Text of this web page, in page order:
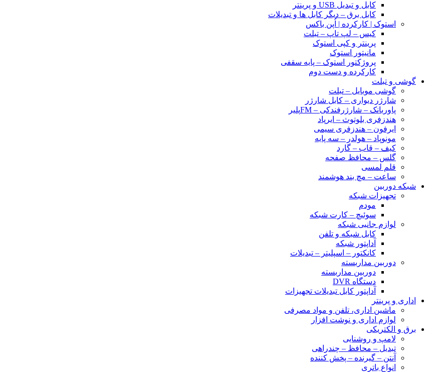
کابل و تبدیل USB و پرینتر
کابل برق – دیگر کابل ها و تبدیلات
استوک | کارکرده | اُپن باکس
کیس – لپ تاپ – تبلت
پرینتر و کپی استوک
مانیتور استوک
پروژکتور استوک – پایه سقفی
کارکرده و دست دوم
گوشی و تبلت
گوشی موبایل – تبلت
شارژر دیواری – کابل شارژر
پاوربانک – شارژرفندکی – FMپلیر
هندزفری بلوتوث – ایرپاد
ایرفون – هندزفری سیمی
مونوپاد – هولدر – سه پایه
کیف – قاب – گارد
گلس – محافظ صفحه
قلم لمسی
ساعت – مچ بند هوشمند
شبکه دوربین
تجهیزات شبکه
مودم
سوئیچ – کارت شبکه
لوازم جانبی شبکه
کابل شبکه و تلفن
آداپتور شبکه
کانکتور – اسپلیتر – تبدیلات
دوربین مداربسته
دوربین مداربسته
دستگاه DVR
آداپتور کابل تبدیلات تجهیزات
اداری و پرینتر
ماشین اداری، تلفن و مواد مصرفی
لوازم اداری و نوشت افزار
برق و الکتریکی
لامپ و روشنایی
تبدیل – محافظ – چندراهی
آنتن – گیرنده – پخش کننده
انواع باتری